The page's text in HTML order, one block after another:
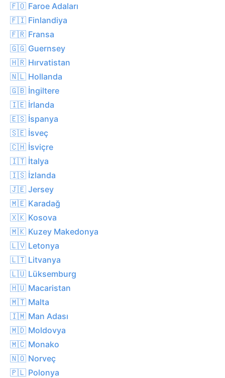
🇫🇴 Faroe Adaları
🇫🇮 Finlandiya
🇫🇷 Fransa
🇬🇬 Guernsey
🇭🇷 Hırvatistan
🇳🇱 Hollanda
🇬🇧 İngiltere
🇮🇪 İrlanda
🇪🇸 İspanya
🇸🇪 İsveç
🇨🇭 İsviçre
🇮🇹 İtalya
🇮🇸 İzlanda
🇯🇪 Jersey
🇲🇪 Karadağ
🇽🇰 Kosova
🇲🇰 Kuzey Makedonya
🇱🇻 Letonya
🇱🇹 Litvanya
🇱🇺 Lüksemburg
🇭🇺 Macaristan
🇲🇹 Malta
🇮🇲 Man Adası
🇲🇩 Moldovya
🇲🇨 Monako
🇳🇴 Norveç
🇵🇱 Polonya